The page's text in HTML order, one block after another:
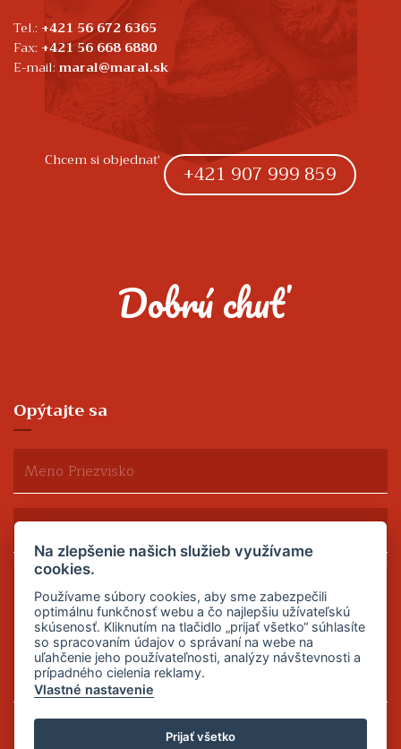
Tel.: +421 56 672 6365
Fax: +421 56 668 6880
E-mail:maral@maral.sk
Chcem si objednať +421 907 999 859
Dobrú chuť
Opýtajte sa
Odoslať
Na zlepšenie našich služieb využívame
cookies.
Používame súbory cookies, aby sme zabezpečili
optimálnu funkčnosť webu a čo najlepšiu užívateľskú
skúsenosť. Kliknutím na tlačidlo „prijať všetko“ súhlasíte
so spracovaním údajov o správaní na webe na
uľahčenie jeho používateľnosti, analýzy návštevnosti a
prípadného cielenia reklamy.
Vlastné nastavenie
Prijať všetko